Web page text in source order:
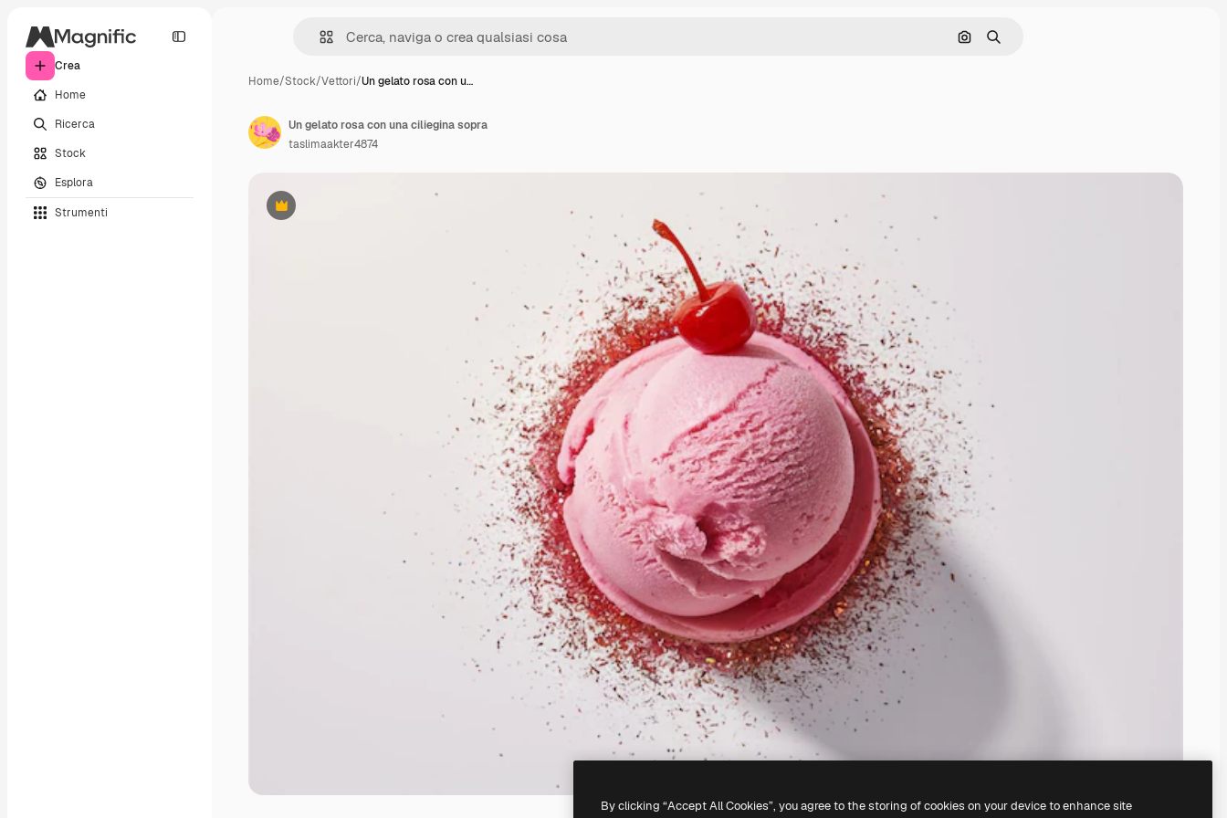
Crea
Home
Ricerca
Stock
Esplora
Strumenti
Cerca per immagine
Ricerca
Home/Stock/Vettori/Un gelato rosa con u…
Premium
Un gelato rosa con una ciliegina sopra
taslimaakter4874
By clicking “Accept All Cookies”, you agree to the storing of cookies on your device to enhance site